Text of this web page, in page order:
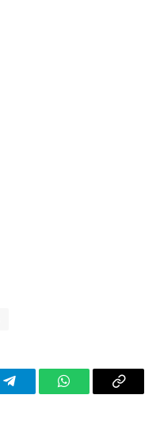
TelegramWhatsAppCopy